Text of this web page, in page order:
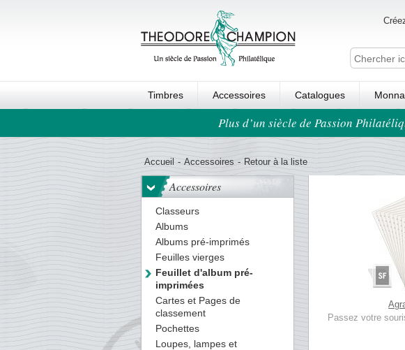
Timbres Accessoires Catalogues
Ordre au panierPlus d’un siècle de Passion
Accueil - Accessoires - Retour à la liste
Accessoires
Classeurs
Albums
Albums pré-imprimés
Feuilles vierges
Feuillet d'album pré-
imprimées
Cartes et Pages de
classement
Pochettes
Loupes, lampes et
Passez votre